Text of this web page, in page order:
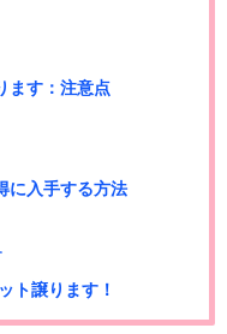
ます：注意点
に入手する方法
ト譲ります！